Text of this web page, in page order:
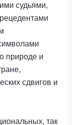
судьями,
природе и
сдвигов и
так